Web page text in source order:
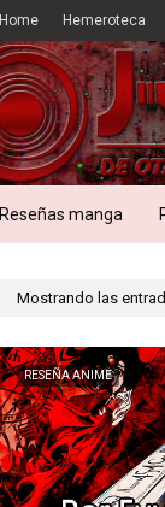
Home Hemeroteca
Reseñas manga
Mostrando las
RESEÑA ANIME